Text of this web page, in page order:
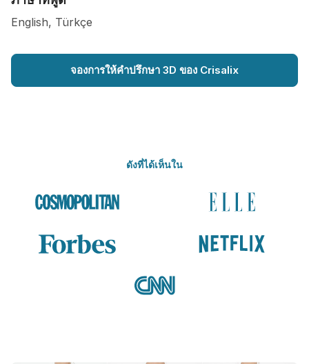
English, Türkçe
จองการให้คำปรึกษา 3D ของ Crisalix
ดังที่ได้เห็นใน